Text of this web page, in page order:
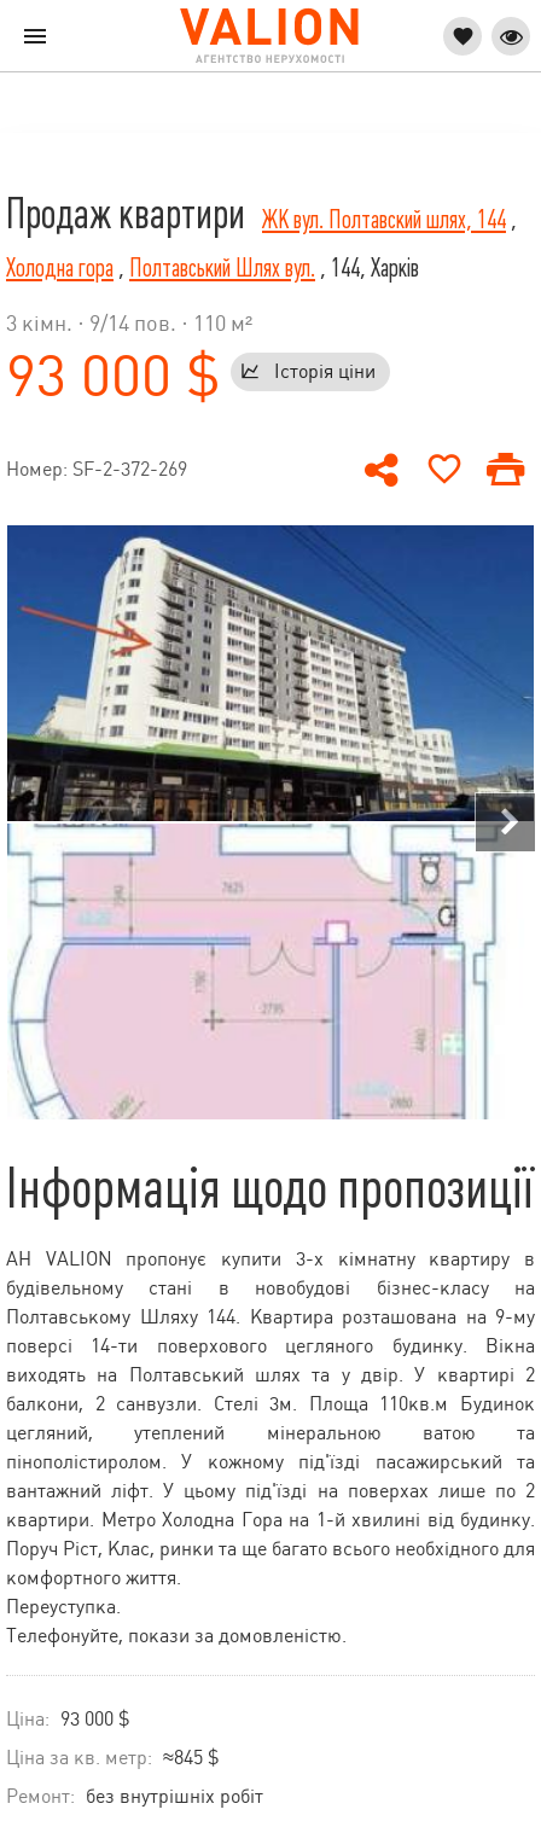
Продаж квартири ЖК вул. Полтавский шлях, 144 ,
Холодна гора , Полтавський Шлях вул. , 144, Харків
3 кімн. · 9/14 пов. · 110 м²
93 000 $ Історія ціни
Номер: SF-2-372-269
Інформація щодо пропозиції
АН VALION пропонує купити 3-х кімнатну квартиру в
будівельному стані в новобудові бізнес-класу на
Полтавському Шляху 144. Квартира розташована на 9-му
поверсі 14-ти поверхового цегляного будинку. Вікна
виходять на Полтавський шлях та у двір. У квартирі 2
балкони, 2 санвузли. Стелі 3м. Площа 110кв.м Будинок
цегляний, утеплений мінеральною ватою та
пінополістиролом. У кожному під'їзді пасажирський та
вантажний ліфт. У цьому під'їзді на поверхах лише по 2
квартири. Метро Холодна Гора на 1-й хвилині від будинку.
Поруч Ріст, Клас, ринки та ще багато всього необхідного для
комфортного життя.
Переуступка.
Телефонуйте, покази за домовленістю.
Ціна: 93 000 $
Ціна за кв. метр: ≈845 $
Ремонт: без внутрішніх робіт